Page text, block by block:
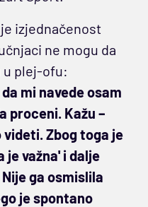
izjednačenost
ne mogu da
u plej-ofu:
mi navede osam
proceni. Kažu –
Zbog toga je
je važna' i dalje
ga osmislila
je spontano